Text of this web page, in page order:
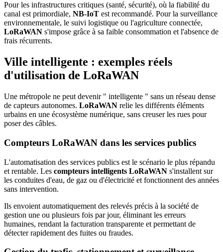
Pour les infrastructures critiques (santé, sécurité), où la fiabilité du
canal est primordiale, NB-IoT est recommandé. Pour la surveillance
environnementale, le suivi logistique ou l'agriculture connectée,
LoRaWAN s'impose grâce à sa faible consommation et l'absence de
frais récurrents.
Ville intelligente : exemples réels
d'utilisation de LoRaWAN
Une métropole ne peut devenir " intelligente " sans un réseau dense
de capteurs autonomes. LoRaWAN relie les différents éléments
urbains en une écosystème numérique, sans creuser les rues pour
poser des câbles.
Compteurs LoRaWAN dans les services publics
L'automatisation des services publics est le scénario le plus répandu
et rentable. Les compteurs intelligents LoRaWAN s'installent sur
les conduites d'eau, de gaz ou d'électricité et fonctionnent des années
sans intervention.
Ils envoient automatiquement des relevés précis à la société de
gestion une ou plusieurs fois par jour, éliminant les erreurs
humaines, rendant la facturation transparente et permettant de
détecter rapidement des fuites ou fraudes.